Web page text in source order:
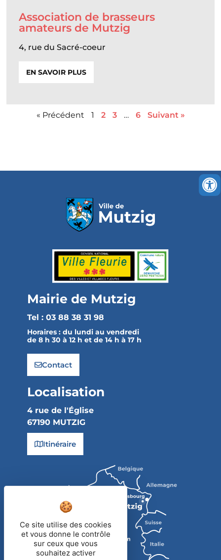
Association de brasseurs
amateurs de Mutzig
4, rue du Sacré-coeur
EN SAVOIR PLUS
« Précédent 1 2 3 … 6 Suivant »
Mairie de Mutzig
Tel : 03 88 38 31 98
Horaires : du lundi au vendredi
de 8 h 30 à 12 h et de 14 h à 17 h
Contact
Localisation
4 rue de l'Église
67190 MUTZIG
Itinéraire
Ce site utilise des cookies
et vous donne le contrôle
sur ceux que vous
souhaitez activer